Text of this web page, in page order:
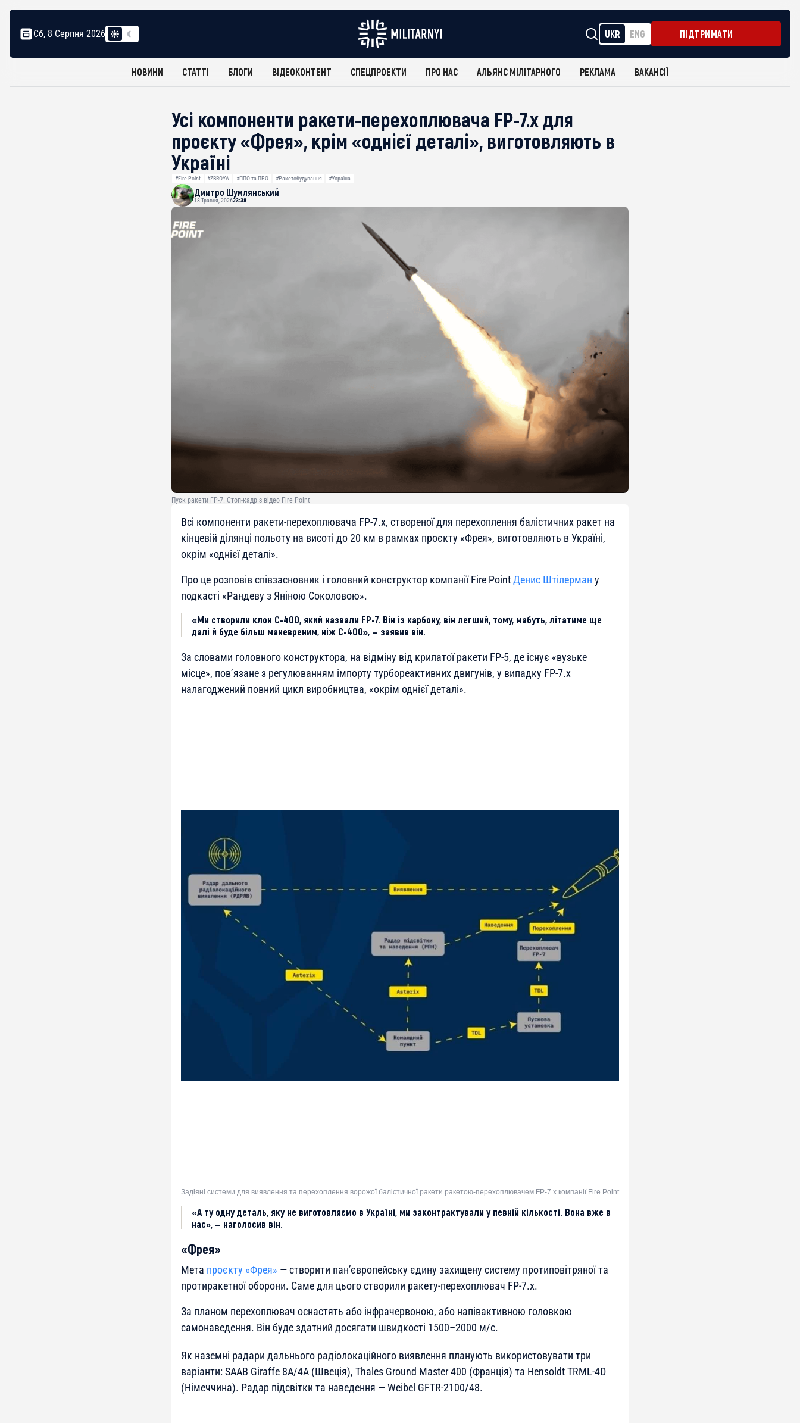
Сб, 8 Серпня 2026 UKR ENG ПІДТРИМАТИ
НОВИНИ СТАТТІ БЛОГИ ВІДЕОКОНТЕНТ СПЕЦПРОЕКТИ ПРО НАС АЛЬЯНС МІЛІТАРНОГО РЕКЛАМА ВАКАНСІЇ
Усі компоненти ракети-перехоплювача FP-7.x для
проєкту «Фрея», крім «однієї деталі», виготовляють в
Україні
#Fire Point #ZBROYA #ППО та ПРО #Ракетобудування #Україна
Дмитро Шумлянський
18 Травня, 202623:38
Пуск ракети FP-7. Стоп-кадр з відео Fire Point
Всі компоненти ракети-перехоплювача FP-7.x, створеної для перехоплення балістичних ракет на
кінцевій ділянці польоту на висоті до 20 км в рамках проєкту «Фрея», виготовляють в Україні,
окрім «однієї деталі».
Про це розповів співзасновник і головний конструктор компанії Fire PointДенис Штілерман у
подкасті «Рандеву з Яніною Соколовою».
«Ми створили клон С-400, який назвали FP-7. Він із карбону, він легший, тому, мабуть, літатиме ще
далі й буде більш маневреним, ніж С-400», — заявив він.
За словами головного конструктора, на відміну від крилатої ракети FP-5, де існує «вузьке
місце», пов’язане з регулюванням імпорту турбореактивних двигунів, у випадку FP-7.x
налагоджений повний цикл виробництва, «окрім однієї деталі».
Задіяні системи для виявлення та перехоплення ворожої балістичної ракети ракетою-перехоплювачем FP-7.x компанії Fire Point
«А ту одну деталь, яку не виготовляємо в Україні, ми законтрактували у певній кількості. Вона вже в
нас», — наголосив він.
«Фрея»
Мета проєкту «Фрея» — створити пан’європейську єдину захищену систему протиповітряної та
протиракетної оборони. Саме для цього створили ракету-перехоплювач FP-7.x.
За планом перехоплювач оснастять або інфрачервоною, або напівактивною головкою
самонаведення. Він буде здатний досягати швидкості 1500–2000 м/с.
Як наземні радари дальнього радіолокаційного виявлення планують використовувати три
варіанти: SAAB Giraffe 8A/4A (Швеція), Thales Ground Master 400 (Франція) та Hensoldt TRML-4D
(Німеччина). Радар підсвітки та наведення — Weibel GFTR-2100/48.